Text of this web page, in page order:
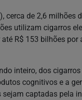
cerca de 2,6 milhões
utilizam cigarros
R$ 153 bilhões por
inteiro, dos
cognitivos e a
captadas pela